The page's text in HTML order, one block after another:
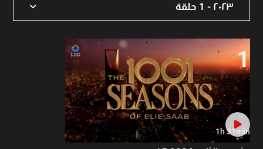
٢٠٢٣ - 1 حلقة
٢٠٢٣ - 1 حلقة
1
1h 31min